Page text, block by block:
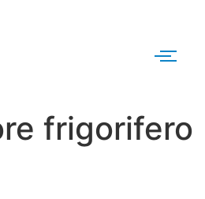
frigorifero